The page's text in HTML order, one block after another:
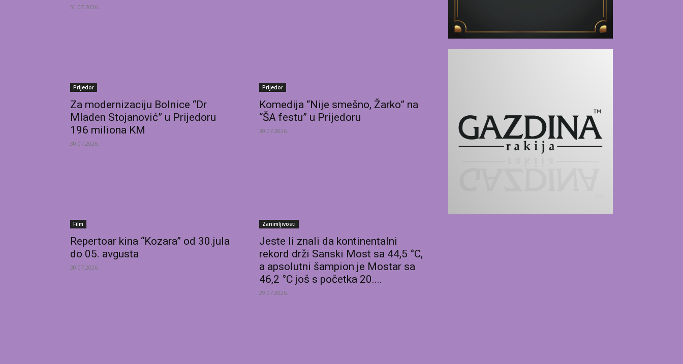
31.07.2026.
Prijedor
Za modernizaciju Bolnice “Dr
Mladen Stojanović” u Prijedoru
196 miliona KM
30.07.2026.
Prijedor
Komedija “Nije smešno, Žarko” na
“ŠA festu” u Prijedoru
30.07.2026.
Film
Repertoar kina “Kozara” od 30.jula
do 05. avgusta
30.07.2026.
Zanimljivosti
Jeste li znali da kontinentalni
rekord drži Sanski Most sa 44,5 °C,
a apsolutni šampion je Mostar sa
46,2 °C još s početka 20....
29.07.2026.